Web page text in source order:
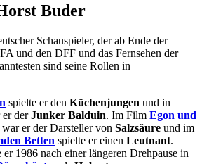
Buder
Schauspieler, der ab Ende der
und den DFF und das Fernsehen der
sind seine Rollen in
spielte er den Küchenjungen und in
er derJunker Balduin. Im Film Egon und
war er der Darsteller von Salzsäure und im
Betten spielte er einen Leutnant.
1986 nach einer längeren Drehpause in